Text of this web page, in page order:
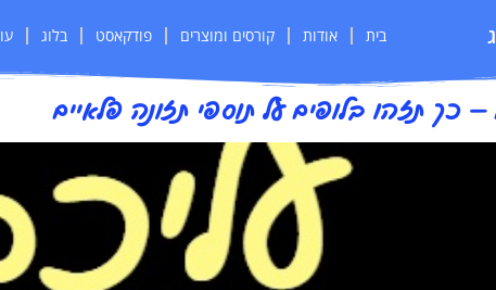
בית אודות קורסים ומוצרים פודקאסט בלוג
כך תזהו בלופים על תוספי תזונה פלאיים